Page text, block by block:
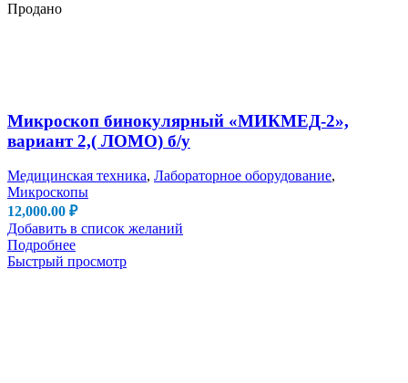
Продано
Микроскоп бинокулярный «МИКМЕД-2»,
вариант 2,( ЛОМО) б/у
Медицинская техника, Лабораторное оборудование,
Микроскопы
12,000.00 ₽
Добавить в список желаний
Подробнее
Быстрый просмотр